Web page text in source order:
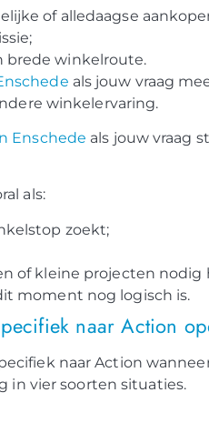
of alledaagse
brede winkelroute.
als jouw vraag
winkelervaring.
Enschede als jouw vraag
als:
zoekt;
of kleine projecten nodig
moment nog logisch is.
naar Action
naar Action
in vier soorten situaties.